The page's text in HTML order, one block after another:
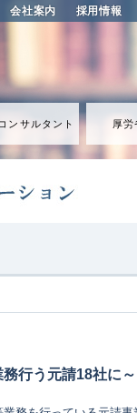
会社案内 採用情報
ンサルタント 厚労
行う元請18社に～